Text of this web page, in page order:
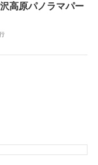
高原パノラマパー